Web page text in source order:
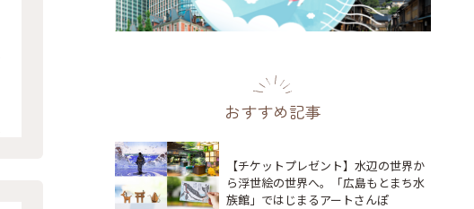
おすすめ記事
【チケットプレゼント】水辺の世界か
ら浮世絵の世界へ。「広島もとまち水
族館」ではじまるアートさんぽ